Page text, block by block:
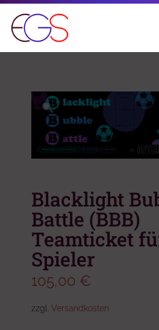
Blacklight
Battle (BBB)
Teamticket
Spieler
105,00 €
zzgl. Versandkosten